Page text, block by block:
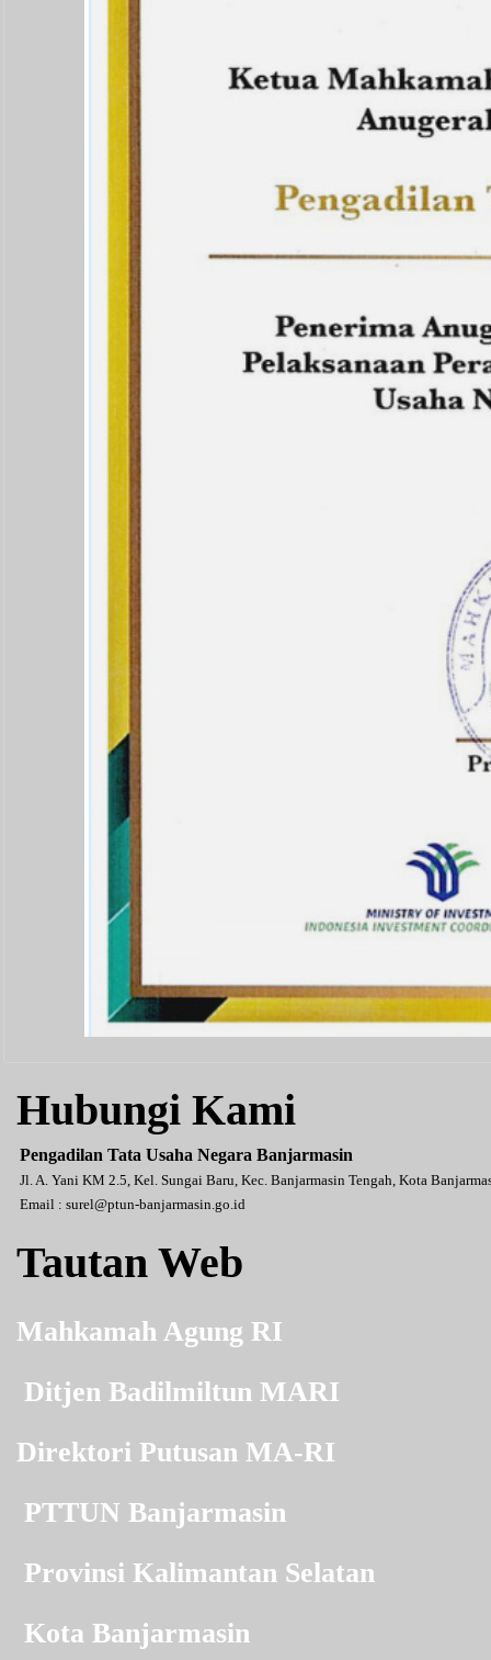
Hubungi Kami
Pengadilan Tata Usaha Negara Banjarmasin
Jl. A. Yani KM 2.5, Kel. Sungai Baru, Kec. Banjarmasin Tengah, Kota
Email : surel@ptun-banjarmasin.go.id
Tautan Web
Mahkamah Agung RI
Ditjen Badilmiltun MARI
Direktori Putusan MA-RI
PTTUN Banjarmasin
Provinsi Kalimantan Selatan
Kota Banjarmasin